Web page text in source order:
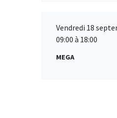
Vendredi 18
09:00 à 18:00
MEGA